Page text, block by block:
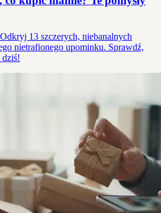
13 szczerych, niebanalnych
nietrafionego upominku. Sprawdź,
dziś!